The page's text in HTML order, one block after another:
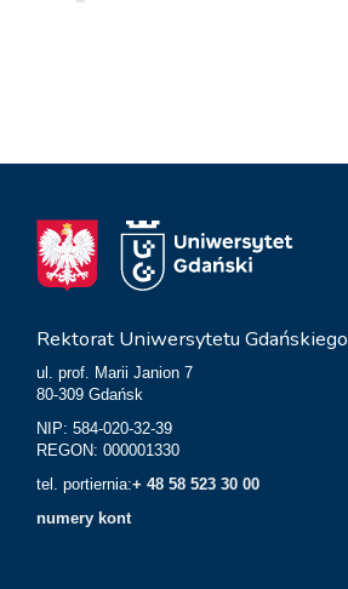
Rektorat Uniwersytetu Gdańskiego
ul. prof. Marii Janion 7
80-309 Gdańsk
NIP: 584-020-32-39
REGON: 000001330
tel. portiernia:+ 48 58 523 30 00
numery kont